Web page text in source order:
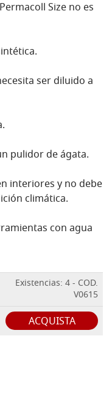
Size no es
ser diluido a
pulidor de ágata.
interiores y no debe
climática.
con agua
Existencias: 4 - COD.
V0615
ACQUISTA